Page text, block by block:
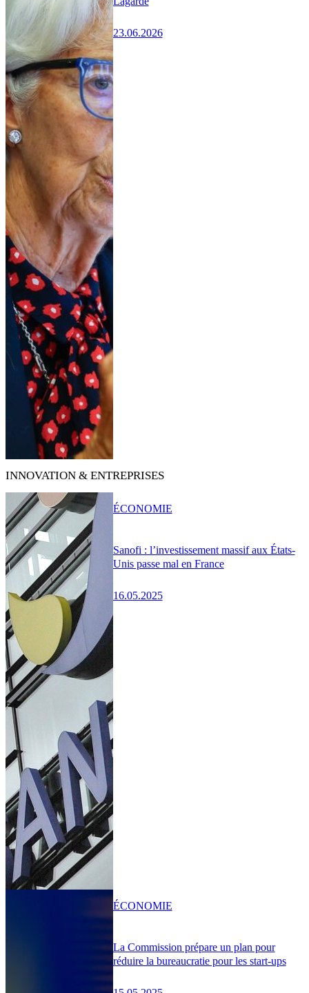
23.06.2026
INNOVATION & ENTREPRISES
Sanofi : l’investissement massif aux États-
Unis passe mal en France
16.05.2025
ÉCONOMIE
La Commission prépare un plan pour
réduire la bureaucratie pour les start-ups
ÉCONOMIE